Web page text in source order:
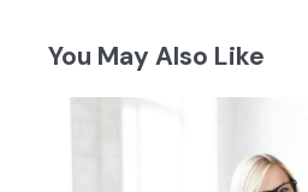
You May Also Like